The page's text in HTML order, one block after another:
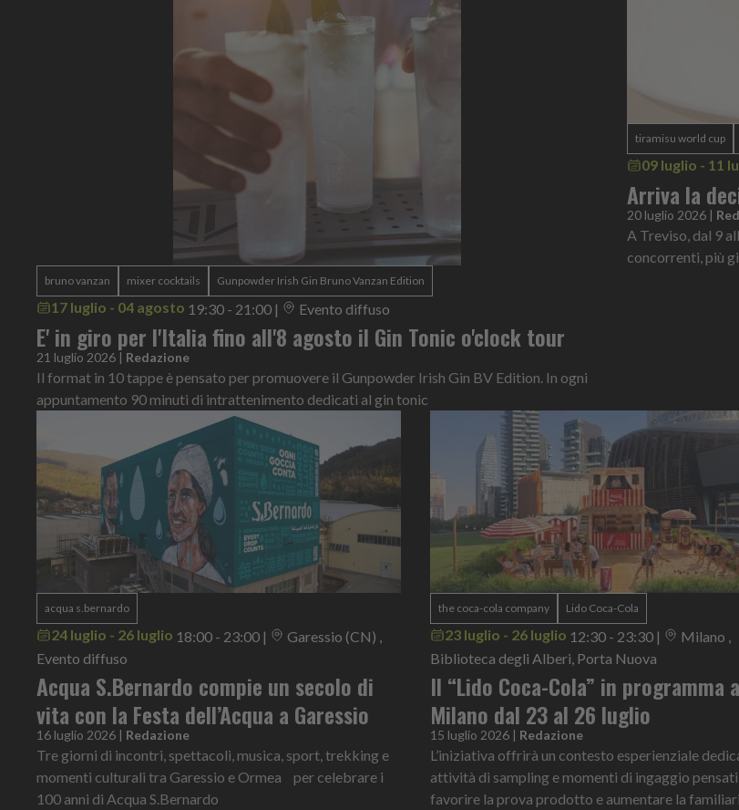
bruno vanzan mixer cocktails Gunpowder Irish Gin Bruno Vanzan Edition
17 luglio - 04 agosto 19:30 - 21:00 | Evento diffuso
E' in giro per l'Italia fino all'8 agosto il Gin Tonic o'clock tour
21 luglio 2026 | Redazione
Il format in 10 tappe è pensato per promuovere il Gunpowder Irish Gin BV Edition. In ogni
appuntamento 90 minuti di intrattenimento dedicati al gin tonic
tiramisu world cup
09 luglio - 11
Arriva la
20 luglio 2026 |
A Treviso, dal 9
concorrenti, più
acqua s.bernardo
24 luglio - 26 luglio 18:00 - 23:00 |
Garessio (CN) ,
Evento diffuso
Acqua S.Bernardo compie un secolo di
vita con la Festa dell’Acqua a Garessio
16 luglio 2026 | Redazione
Tre giorni di incontri, spettacoli, musica, sport, trekking e
momenti culturali tra Garessio e Ormea per celebrare i
100 anni di Acqua S.Bernardo
the coca-cola company Lido Coca-Cola
23 luglio - 26 luglio 12:30 - 23:30 |
Milano ,
Biblioteca degli Alberi, Porta Nuova
Il “Lido Coca-Cola” in programma a
Milano dal 23 al 26 luglio
15 luglio 2026 | Redazione
L’iniziativa offrirà un contesto esperienziale
attività di sampling e momenti di ingaggio
favorire la prova prodotto e aumentare la